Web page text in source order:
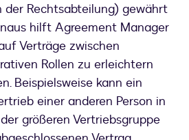
der Rechtsabteilung) gewährt
hilft Agreement Manager
Verträge zwischen
Rollen zu erleichtern
Beispielsweise kann ein
einer anderen Person in
größeren Vertriebsgruppe